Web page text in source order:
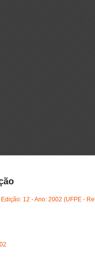
12 - Ano: 2002 (UFPE -